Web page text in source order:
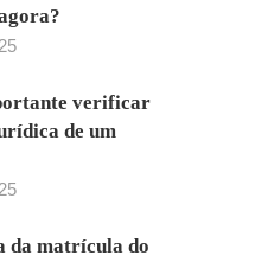
verificar
de um
da matrícula do